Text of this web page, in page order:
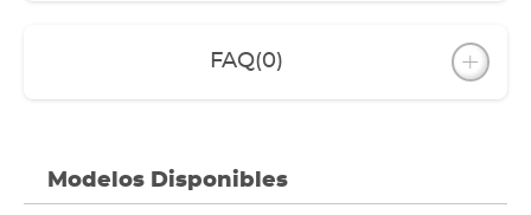
FAQ(0)
Modelos Disponibles